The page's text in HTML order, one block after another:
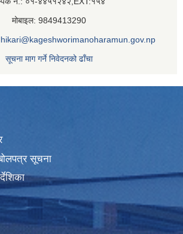
मोबाइल: 9849413290
सूचना माग गर्ने निवेदनको ढाँचा
सूचना